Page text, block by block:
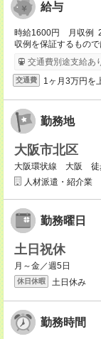
給与
時給1600円 月収例
収例を保証するもので
交通費別途支給あ
交通費 1ヶ月3万円を
勤務地
大阪市北区
大阪環状線 大阪
人材派遣・紹介業
勤務曜日
土日祝休
月～金／週5日
休日休暇 土日休み
勤務時間